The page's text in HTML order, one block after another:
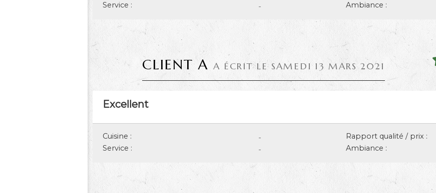
-
Service : Ambiance :
CLIENT A A ÉCRIT LE SAMEDI 13 MARS 2021
Excellent
-
Cuisine : Rapport qualité / prix :
-
Service : Ambiance :